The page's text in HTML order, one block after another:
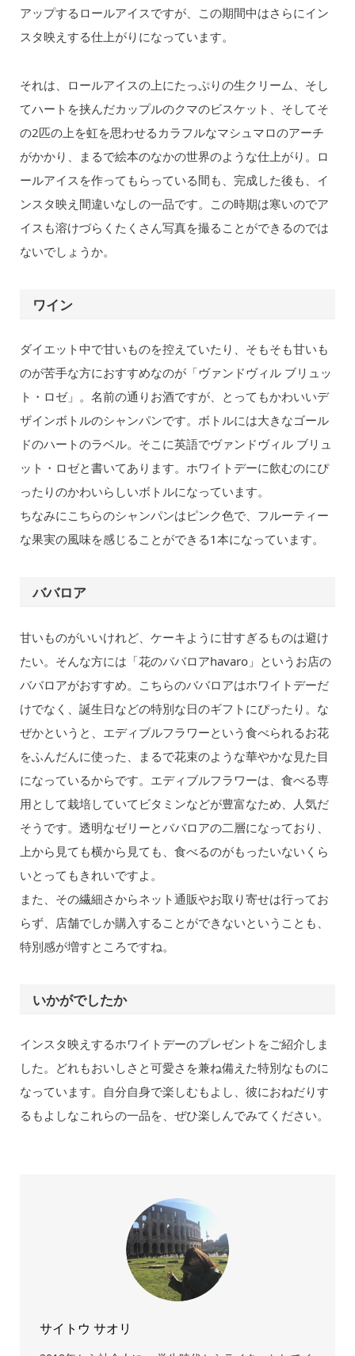
アップするロールアイスですが、この期間中はさらにイン
スタ映えする仕上がりになっています。
それは、ロールアイスの上にたっぷりの生クリーム、そし
てハートを挟んだカップルのクマのビスケット、そしてそ
の2匹の上を虹を思わせるカラフルなマシュマロのアーチ
がかかり、まるで絵本のなかの世界のような仕上がり。ロ
ールアイスを作ってもらっている間も、完成した後も、イ
ンスタ映え間違いなしの一品です。この時期は寒いのでア
イスも溶けづらくたくさん写真を撮ることができるのでは
ないでしょうか。
ワイン
ダイエット中で甘いものを控えていたり、そもそも甘いも
のが苦手な方におすすめなのが「ヴァンドヴィル ブリュッ
ト・ロゼ」。名前の通りお酒ですが、とってもかわいいデ
ザインボトルのシャンパンです。ボトルには大きなゴール
ドのハートのラベル。そこに英語でヴァンドヴィル ブリュ
ット・ロゼと書いてあります。ホワイトデーに飲むのにぴ
ったりのかわいらしいボトルになっています。
ちなみにこちらのシャンパンはピンク色で、フルーティー
な果実の風味を感じることができる1本になっています。
ババロア
甘いものがいいけれど、ケーキように甘すぎるものは避け
たい。そんな方には「花のババロアhavaro」というお店の
ババロアがおすすめ。こちらのババロアはホワイトデーだ
けでなく、誕生日などの特別な日のギフトにぴったり。な
ぜかというと、エディブルフラワーという食べられるお花
をふんだんに使った、まるで花束のような華やかな見た目
になっているからです。エディブルフラワーは、食べる専
用として栽培していてビタミンなどが豊富なため、人気だ
そうです。透明なゼリーとババロアの二層になっており、
上から見ても横から見ても、食べるのがもったいないくら
いとってもきれいですよ。
また、その繊細さからネット通販やお取り寄せは行ってお
らず、店舗でしか購入することができないということも、
特別感が増すところですね。
いかがでしたか
インスタ映えするホワイトデーのプレゼントをご紹介しま
した。どれもおいしさと可愛さを兼ね備えた特別なものに
なっています。自分自身で楽しむもよし、彼におねだりす
るもよしなこれらの一品を、ぜひ楽しんでみてください。
サイトウ サオリ